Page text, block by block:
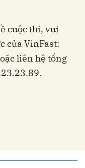
cuộc thi, vui
của VinFast:
liên hệ tổng